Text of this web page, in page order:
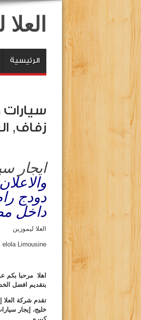
الرئيسية
زفاف,
ايجار
دودج
داخل مصر:
العلا ليموزين
elola Limousine
اهلا مرحبا بكم
بتقديم افضل
تقدم شركة
خليج، إيجار